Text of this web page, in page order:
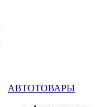
АВТОТОВАРЫ